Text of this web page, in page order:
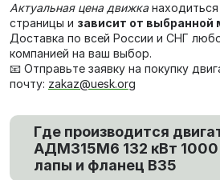
Актуальная цена движка
страницы и зависит от
Доставка по всей России и СНГ
компанией на ваш выбор.
📧 Отправьте заявку на покупку
почту: zakaz@uesk.org
Где производится
АДМ315М6 132 кВт
лапы и фланец В35